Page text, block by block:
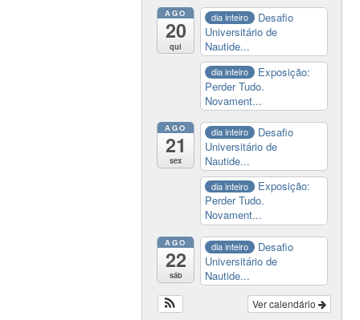
AGO
20
qui
dia inteiro
Desafio
Universitário de
Nautide...
dia inteiro
Exposição:
Perder Tudo.
Novament...
AGO
21
sex
dia inteiro
Desafio
Universitário de
Nautide...
dia inteiro
Exposição:
Perder Tudo.
Novament...
AGO
22
sáb
dia inteiro
Desafio
Universitário de
Nautide...
Ver calendário